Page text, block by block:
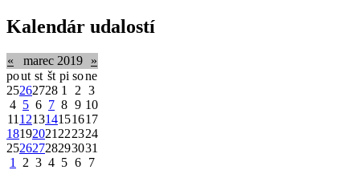
Kalendár udalostí
« marec 2019
»
pout st št pi sone
25262728 1 2 3
4 5 6 7 8 9 10
11121314151617
18192021222324
25262728293031
1 2 3 4 5 6
7